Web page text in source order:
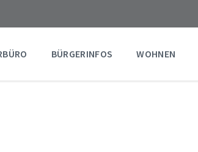
BÜRGERINFOS WOHNEN